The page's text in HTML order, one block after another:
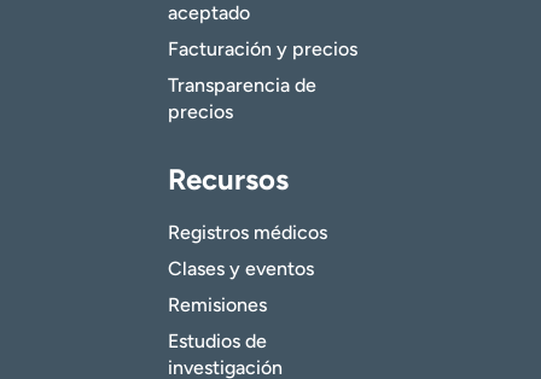
aceptado
Facturación y precios
Transparencia de
precios
Recursos
Registros médicos
Clases y eventos
Remisiones
Estudios de
investigación